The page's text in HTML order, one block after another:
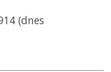
(dnes